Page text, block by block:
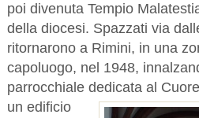
poi divenuta Tempio
della diocesi. Spazzati via
ritornarono a Rimini, in una
capoluogo, nel 1948,
parrocchiale dedicata al
un edificio